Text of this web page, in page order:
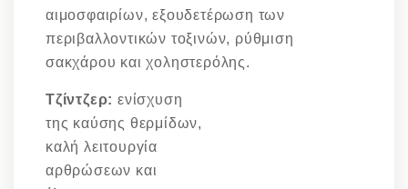
αιμοσφαιρίων, εξουδετέρωση των
περιβαλλοντικών τοξινών, ρύθμιση
σακχάρου και χοληστερόλης.
Τζίντζερ: ενίσχυση
της καύσης θερμίδων,
καλή λειτουργία
αρθρώσεων και